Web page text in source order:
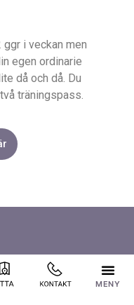
i veckan men
egen ordinarie
då och då. Du
träningspass.